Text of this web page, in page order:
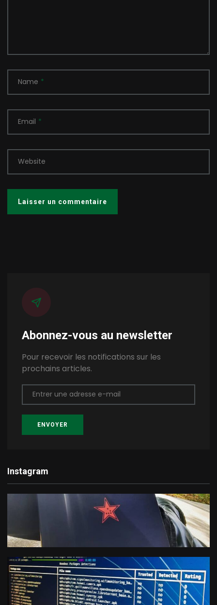
Name *
Email *
Website
Abonnez-vous au newsletter
Pour recevoir les notifications sur les
prochains articles.
Entrer une adresse e-mail
ENVOYER
Instagram